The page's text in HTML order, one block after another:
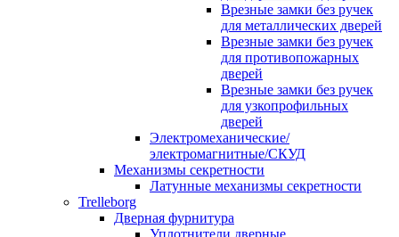
Врезные замки без ручек
для металлических дверей
Врезные замки без ручек
для противопожарных
дверей
Врезные замки без ручек
для узкопрофильных
дверей
Электромеханические/
электромагнитные/СКУД
Механизмы секретности
Латунные механизмы секретности
Trelleborg
Дверная фурнитура